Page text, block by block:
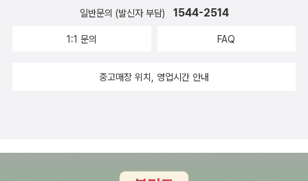
을 타고 ‘임금 자리’를 홀가분히 내려놓은 마음을 담아낸 따사로운 눈
일반문의 (발신자 부담) 1544-2514
1:1 문의 FAQ
중고매장 위치, 영업시간 안내